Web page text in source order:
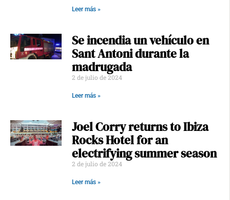
Leer más »
Se incendia un vehículo en
Sant Antoni durante la
madrugada
2 de julio de 2024
Leer más »
Joel Corry returns to Ibiza
Rocks Hotel for an
electrifying summer season
2 de julio de 2024
Leer más »